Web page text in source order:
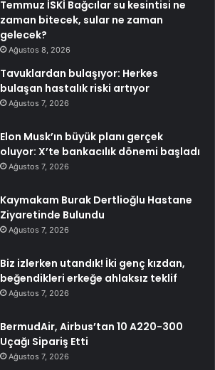
Temmuz İSKİ Bağcılar su kesintisi ne
zaman bitecek, sular ne zaman
gelecek?
Ağustos 8, 2026
Tavuklardan bulaşıyor: Herkes
bulaşan hastalık riski artıyor
Ağustos 7, 2026
Elon Musk’ın büyük planı gerçek
oluyor: X’te bankacılık dönemi başladı
Ağustos 7, 2026
Kaymakam Burak Dertlioğlu Hastane
Ziyaretinde Bulundu
Ağustos 7, 2026
Biz izlerken utandık! İki genç kızdan,
beğendikleri erkeğe ahlaksız teklif
Ağustos 7, 2026
BermudAir, Airbus’tan 10 A220-300
Uçağı Sipariş Etti
Ağustos 7, 2026